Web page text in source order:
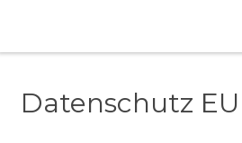
Datenschutz